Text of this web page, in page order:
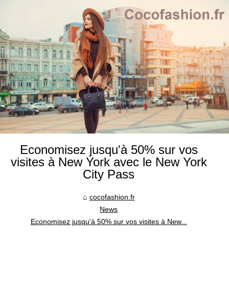
Economisez jusqu'à 50% sur vos
visites à New York avec le New York
City Pass
cocofashion.fr
News
Economisez jusqu'à 50% sur vos visites à New...